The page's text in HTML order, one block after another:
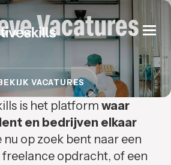
Vacatures
VACATURES
is het platform waar
en bedrijven elkaar
nu op zoek bent naar een
freelance opdracht, of een